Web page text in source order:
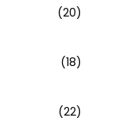
(20)
(18)
(22)